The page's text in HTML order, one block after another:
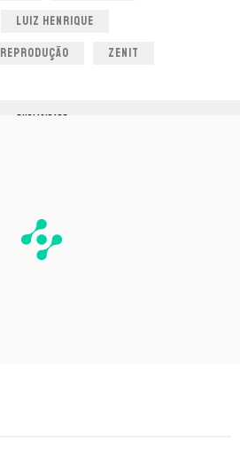
LUIZ HENRIQUE
REPRODUÇÃO ZENIT
PUBLICIDADE